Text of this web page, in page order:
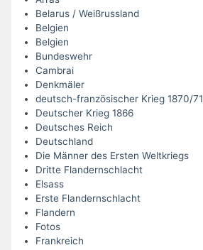
Belarus / Weißrussland
Belgien
Belgien
Bundeswehr
Cambrai
Denkmäler
deutsch-französischer Krieg 1870/71
Deutscher Krieg 1866
Deutsches Reich
Deutschland
Die Männer des Ersten Weltkriegs
Dritte Flandernschlacht
Elsass
Erste Flandernschlacht
Flandern
Fotos
Frankreich